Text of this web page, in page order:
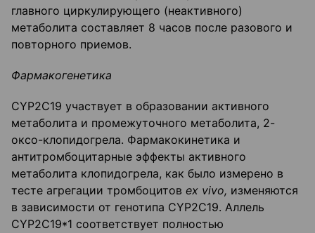
главного циркулирующего (неактивного)
метаболита составляет 8 часов после разового и
повторного приемов.
Фармакогенетика
CYP2C19 участвует в образовании активного
метаболита и промежуточного метаболита, 2-
оксо-клопидогрела. Фармакокинетика и
антитромбоцитарные эффекты активного
метаболита клопидогрела, как было измерено в
тесте агрегации тромбоцитов ex vivo, изменяются
в зависимости от генотипа CYP2C19. Аллель
CYP2C19*1 соответствует полностью